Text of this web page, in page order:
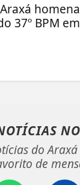
37º BPM
do
de